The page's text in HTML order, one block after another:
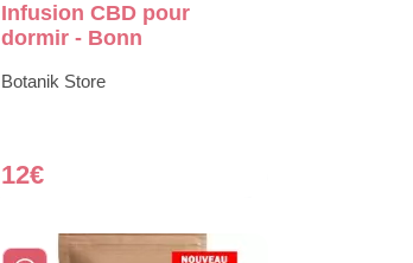
Infusion CBD pour
dormir - Bonn
Botanik Store
12€